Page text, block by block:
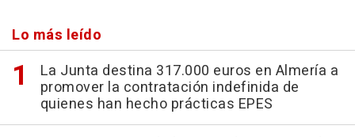
Lo más leído
La Junta destina 317.000 euros en Almería a
promover la contratación indefinida de
quienes han hecho prácticas EPES